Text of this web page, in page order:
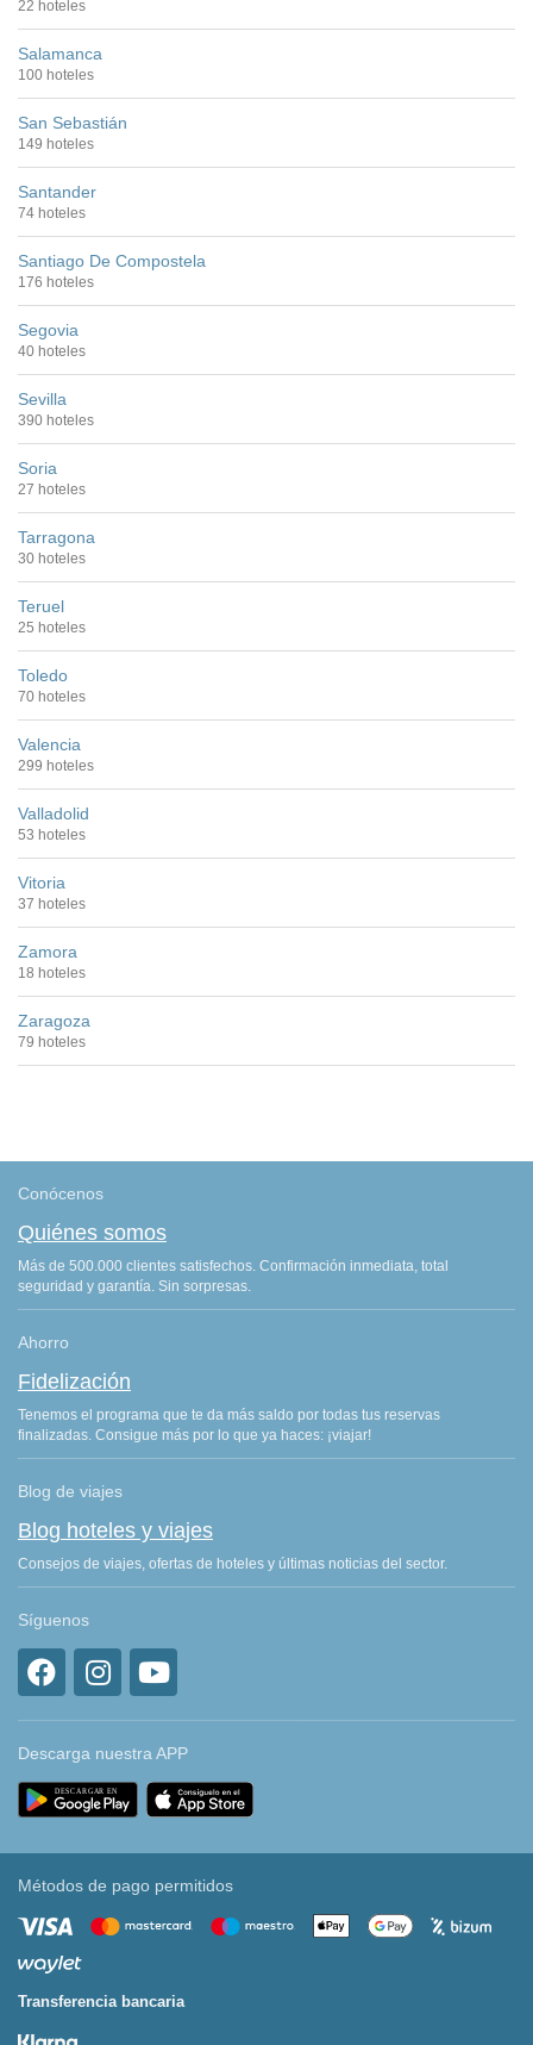
22 hoteles
Salamanca
100 hoteles
San Sebastián
149 hoteles
Santander
74 hoteles
Santiago De Compostela
176 hoteles
Segovia
40 hoteles
Sevilla
390 hoteles
Soria
27 hoteles
Tarragona
30 hoteles
Teruel
25 hoteles
Toledo
70 hoteles
Valencia
299 hoteles
Valladolid
53 hoteles
Vitoria
37 hoteles
Zamora
18 hoteles
Zaragoza
79 hoteles
Conócenos
Quiénes somos
Más de 500.000 clientes satisfechos. Confirmación inmediata, total
seguridad y garantía. Sin sorpresas.
Ahorro
Fidelización
Tenemos el programa que te da más saldo por todas tus reservas
finalizadas. Consigue más por lo que ya haces: ¡viajar!
Blog de viajes
Blog hoteles y viajes
Consejos de viajes, ofertas de hoteles y últimas noticias del sector.
Síguenos
Descarga nuestra APP
Métodos de pago permitidos
Transferencia bancaria